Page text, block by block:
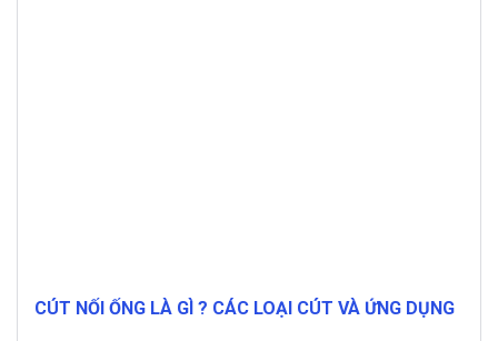
CÚT NỐI ỐNG LÀ GÌ ? CÁC LOẠI CÚT VÀ ỨNG DỤNG